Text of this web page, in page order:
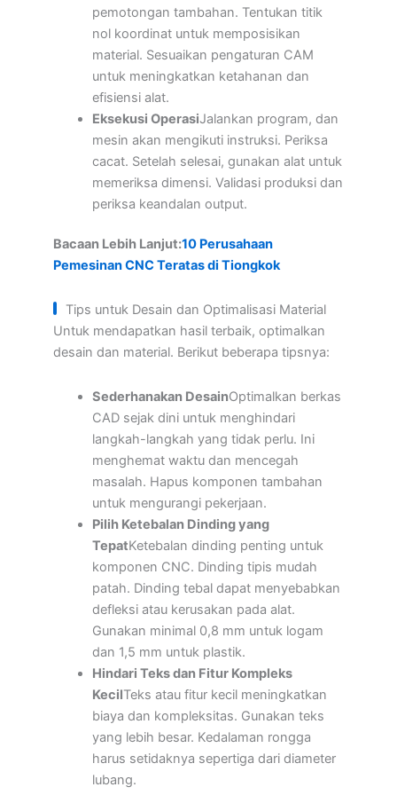
pemotongan tambahan. Tentukan titik
nol koordinat untuk memposisikan
material. Sesuaikan pengaturan CAM
untuk meningkatkan ketahanan dan
efisiensi alat.
Eksekusi OperasiJalankan program, dan
mesin akan mengikuti instruksi. Periksa
cacat. Setelah selesai, gunakan alat untuk
memeriksa dimensi. Validasi produksi dan
periksa keandalan output.
Bacaan Lebih Lanjut:10 Perusahaan
Pemesinan CNC Teratas di Tiongkok
Tips untuk Desain dan Optimalisasi Material
Untuk mendapatkan hasil terbaik, optimalkan
desain dan material. Berikut beberapa tipsnya:
Sederhanakan DesainOptimalkan berkas
CAD sejak dini untuk menghindari
langkah-langkah yang tidak perlu. Ini
menghemat waktu dan mencegah
masalah. Hapus komponen tambahan
untuk mengurangi pekerjaan.
Pilih Ketebalan Dinding yang
TepatKetebalan dinding penting untuk
komponen CNC. Dinding tipis mudah
patah. Dinding tebal dapat menyebabkan
defleksi atau kerusakan pada alat.
Gunakan minimal 0,8 mm untuk logam
dan 1,5 mm untuk plastik.
Hindari Teks dan Fitur Kompleks
KecilTeks atau fitur kecil meningkatkan
biaya dan kompleksitas. Gunakan teks
yang lebih besar. Kedalaman rongga
harus setidaknya sepertiga dari diameter
lubang.